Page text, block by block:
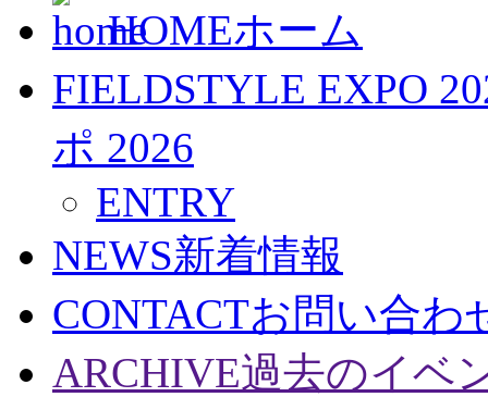
HOMEホーム
FIELDSTYLE EXPO
ポ 2026
ENTRY
NEWS新着情報
CONTACTお問い合わ
ARCHIVE過去のイベ